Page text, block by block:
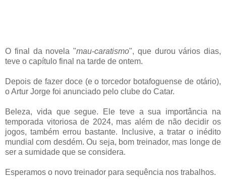
O final da novela "mau-caratismo", que durou vários dias,
teve o capítulo final na tarde de ontem.
Depois de fazer doce (e o torcedor botafoguense de otário),
o Artur Jorge foi anunciado pelo clube do Catar.
Beleza, vida que segue. Ele teve a sua importância na
temporada vitoriosa de 2024, mas além de não decidir os
jogos, também errou bastante. Inclusive, a tratar o inédito
mundial com desdém. Ou seja, bom treinador, mas longe de
ser a sumidade que se considera.
Esperamos o novo treinador para sequência nos trabalhos.